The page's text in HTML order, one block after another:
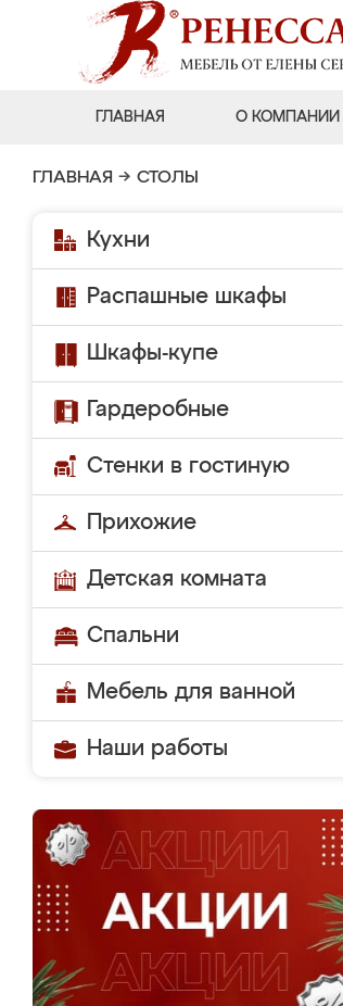
ГЛАВНАЯ О КОМПАНИИ
ГЛАВНАЯ → СТОЛЫ
Кухни
Распашные шкафы
Шкафы-купе
Гардеробные
Стенки в гостиную
Прихожие
Детская комната
Спальни
Мебель для ванной
Наши работы